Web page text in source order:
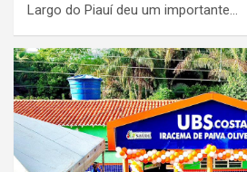
Largo do Piauí deu um importante…